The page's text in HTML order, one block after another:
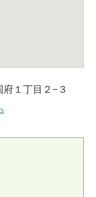
１丁目２−３